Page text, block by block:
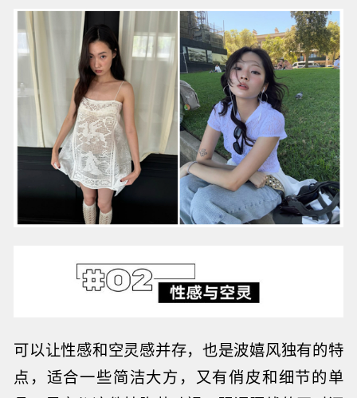
可以让性感和空灵感并存，也是波嬉风独有的特
点，适合一些简洁大方，又有俏皮和细节的单